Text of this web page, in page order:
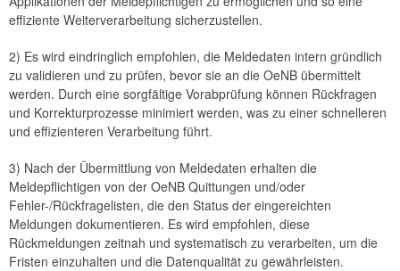
effiziente Weiterverarbeitung sicherzustellen.
2) Es wird eindringlich empfohlen, die Meldedaten intern gründlich
zu validieren und zu prüfen, bevor sie an die OeNB übermittelt
werden. Durch eine sorgfältige Vorabprüfung können Rückfragen
und Korrekturprozesse minimiert werden, was zu einer schnelleren
und effizienteren Verarbeitung führt.
3) Nach der Übermittlung von Meldedaten erhalten die
Meldepflichtigen von der OeNB Quittungen und/oder
Fehler-/Rückfragelisten, die den Status der eingereichten
Meldungen dokumentieren. Es wird empfohlen, diese
Rückmeldungen zeitnah und systematisch zu verarbeiten, um die
Fristen einzuhalten und die Datenqualität zu gewährleisten.